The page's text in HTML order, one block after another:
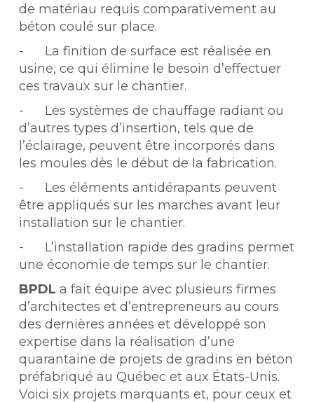
de matériau requis comparativement au
béton coulé sur place.
- La finition de surface est réalisée en
usine, ce qui élimine le besoin d’effectuer
ces travaux sur le chantier.
- Les systèmes de chauffage radiant ou
d’autres types d’insertion, tels que de
l’éclairage, peuvent être incorporés dans
les moules dès le début de la fabrication.
- Les éléments antidérapants peuvent
être appliqués sur les marches avant leur
installation sur le chantier.
- L’installation rapide des gradins permet
une économie de temps sur le chantier.
BPDL a fait équipe avec plusieurs firmes
d’architectes et d’entrepreneurs au cours
des dernières années et développé son
expertise dans la réalisation d’une
quarantaine de projets de gradins en béton
préfabriqué au Québec et aux États-Unis.
Voici six projets marquants et, pour ceux et